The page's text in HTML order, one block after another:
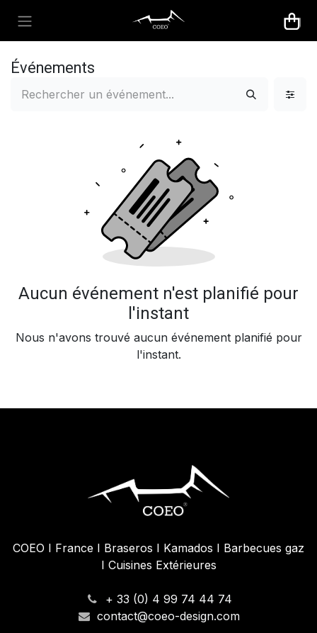
Événements
Aucun événement n'est planifié pour
l'instant
Nous n'avons trouvé aucun événement planifié pour
l'instant.
COEO I France I Braseros I Kamados I Barbecues gaz
I Cuisines Extérieures
+ 33 (0) 4 99 74 44 74
contact@coeo-design.com